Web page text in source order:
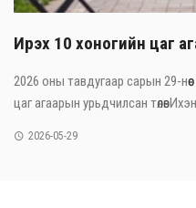
Ирэх 10 хоногийн цаг
2026 оны тавдугаар сарын 29-
цаг агаарын урьдчилсан
2026-05-29